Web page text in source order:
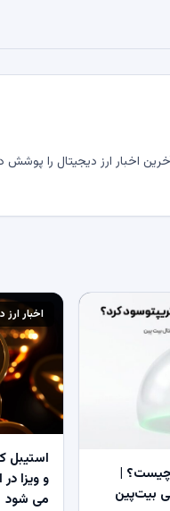
اخبار ارز دیجیتال را پوشش
چیست؟ |
بیت‌پین
اخبار ارز
استیبل
می شود